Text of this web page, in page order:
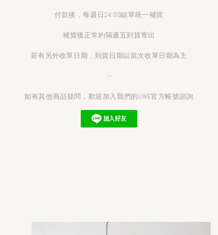
付款後，每週日24:00結單統一補貨
補貨後正常約隔週五到貨寄出
若有另外收單日期，到貨日期以當次收單日期為主
---
如有其他商品疑問，歡迎加入我們的LINE官方帳號諮詢